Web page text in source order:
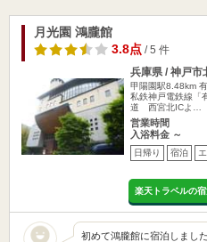
月光園 鴻朧館
3.8点/ 5 件
兵庫県 / 神戸市
甲陽園駅8.48km
私鉄神戸電鉄線「
道 西宮北ICよ…
営業時間
入浴料金 ～
日帰り 宿泊
楽天トラベルの
初めて鴻朧館に宿泊しまし